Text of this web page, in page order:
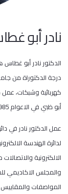
نادر أبو
الدكتور نادر أبو
كهربائية وشبكات،
أبو ظبي في الاعوام 1985 – 1988.
والمجلس الاكاديمي
المواصفات والمقاييس 1997-1999.